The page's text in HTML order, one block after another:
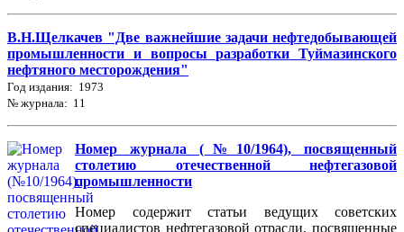
В.Н.Щелкачев "Две важнейшие задачи нефтедобывающей
промышленности и вопросы разработки Туймазинского
нефтяного месторождения"
Год издания: 1973
№ журнала: 11
Номер журнала (№10/1964), посвященный
столетию отечественной нефтегазовой
промышленности
Номер содержит статьи ведущих советских
специалистов нефтегазовой отрасли, посвященные